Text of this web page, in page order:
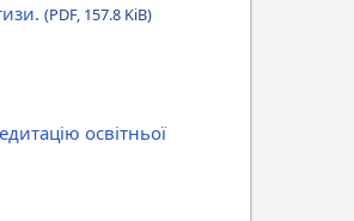
(PDF, 157.8 KiB)
освітньої